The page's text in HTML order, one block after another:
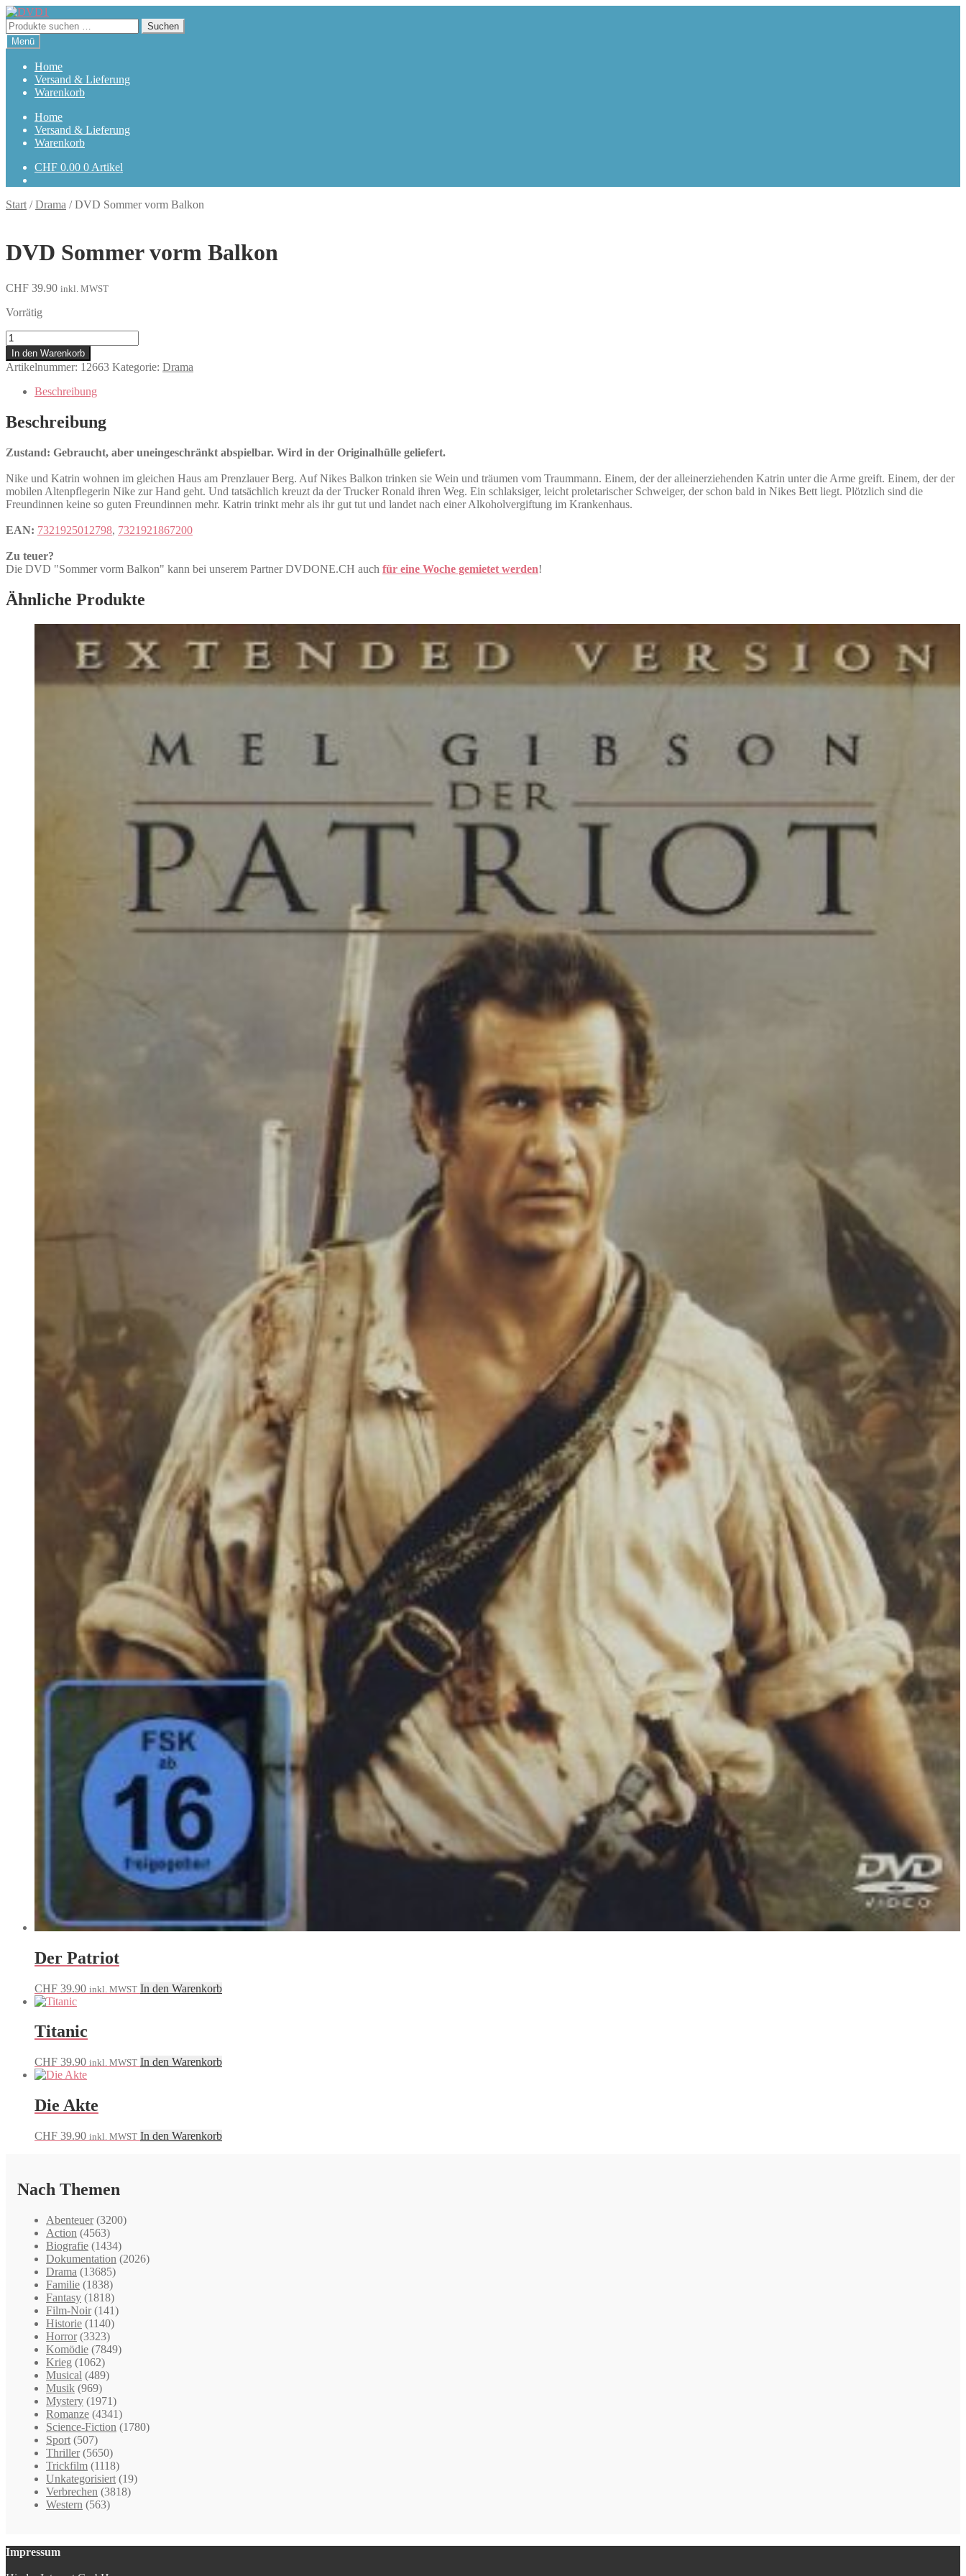
Zur
Navigation
springen
Zum
Inhalt
springen
Suchen
nach:
Suchen
Menü
Home
Versand & Lieferung
Warenkorb
Home
Versand & Lieferung
Warenkorb
CHF 0.00 0 Artikel
Start /Drama /DVD Sommer vorm Balkon
DVD Sommer vorm Balkon
CHF 39.90 inkl. MWST
Vorrätig
Sommer
vorm
Balkon
Menge
In den Warenkorb
Artikelnummer: 12663 Kategorie: Drama
Beschreibung
Beschreibung
Zustand: Gebraucht, aber uneingeschränkt abspielbar. Wird in der Originalhülle geliefert.
Nike und Katrin wohnen im gleichen Haus am Prenzlauer Berg. Auf Nikes Balkon trinken sie Wein und träumen vom Traummann. Einem, der der alleinerziehenden Katrin unter die Arme greift. Einem, der der
mobilen Altenpflegerin Nike zur Hand geht. Und tatsächlich kreuzt da der Trucker Ronald ihren Weg. Ein schlaksiger, leicht proletarischer Schweiger, der schon bald in Nikes Bett liegt. Plötzlich sind die
Freundinnen keine so guten Freundinnen mehr. Katrin trinkt mehr als ihr gut tut und landet nach einer Alkoholvergiftung im Krankenhaus.
EAN: 7321925012798, 7321921867200
Zu teuer?
Die DVD "Sommer vorm Balkon" kann bei unserem Partner DVDONE.CH auch für eine Woche gemietet werden!
Ähnliche Produkte
Der Patriot
CHF 39.90 inkl. MWST In den Warenkorb
Titanic
CHF 39.90 inkl. MWST In den Warenkorb
Die Akte
CHF 39.90 inkl. MWST In den Warenkorb
Nach Themen
Abenteuer (3200)
Action (4563)
Biografie (1434)
Dokumentation (2026)
Drama (13685)
Familie (1838)
Fantasy (1818)
Film-Noir (141)
Historie (1140)
Horror (3323)
Komödie (7849)
Krieg (1062)
Musical (489)
Musik (969)
Mystery (1971)
Romanze (4341)
Science-Fiction (1780)
Sport (507)
Thriller (5650)
Trickfilm (1118)
Unkategorisiert (19)
Verbrechen (3818)
Western (563)
Impressum